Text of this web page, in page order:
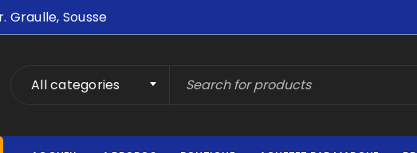
Graulle, Sousse
All categories